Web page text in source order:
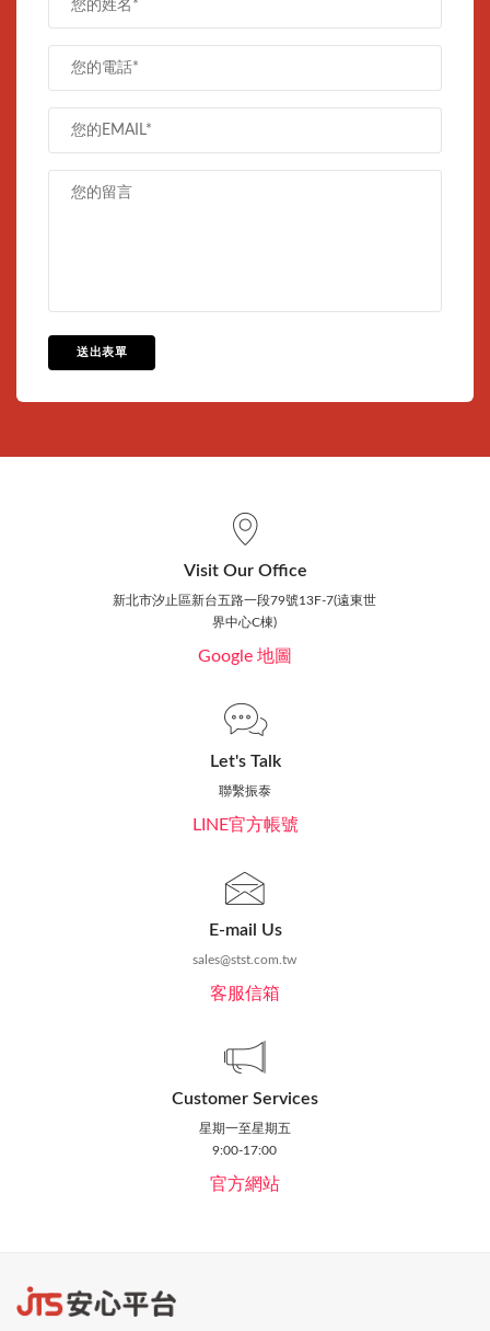
送出表單
Visit Our Office
新北市汐止區新台五路一段79號13F-7(遠東世
界中心C棟)
Google 地圖
Let's Talk
聯繫振泰
LINE官方帳號
E-mail Us
sales@stst.com.tw
客服信箱
Customer Services
星期一至星期五
9:00-17:00
官方網站